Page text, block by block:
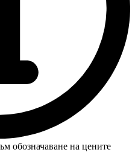
обозначаване на цените